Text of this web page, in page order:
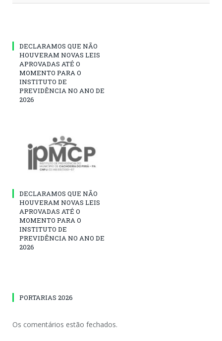
DECLARAMOS QUE NÃO
HOUVERAM NOVAS LEIS
APROVADAS ATÉ O
MOMENTO PARA O
INSTITUTO DE
PREVIDÊNCIA NO ANO DE
2026
DECLARAMOS QUE NÃO
HOUVERAM NOVAS LEIS
APROVADAS ATÉ O
MOMENTO PARA O
INSTITUTO DE
PREVIDÊNCIA NO ANO DE
2026
PORTARIAS 2026
Os comentários estão fechados.